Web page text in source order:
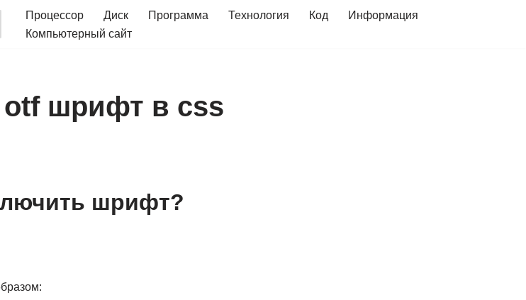
Процессор Диск Программа Технология Код
Информация
Компьютерный сайт
otf шрифт в css
шрифт?